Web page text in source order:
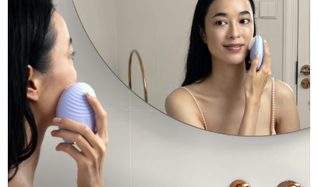
Taiwán Entrega prevista
Tailandia Entrega prevista8/12/26
Turquía Entrega prevista8/9/26
Emiratos Árabes
Unidos
Entrega prevista 8/9/26
Reino Unido